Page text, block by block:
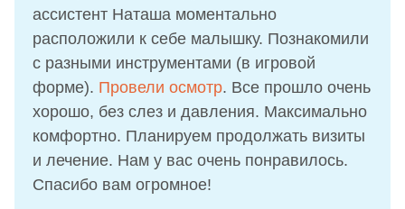
ассистент Наташа моментально
расположили к себе малышку. Познакомили
с разными инструментами (в игровой
форме). Провели осмотр. Все прошло очень
хорошо, без слез и давления. Максимально
комфортно. Планируем продолжать визиты
и лечение. Нам у вас очень понравилось.
Спасибо вам огромное!